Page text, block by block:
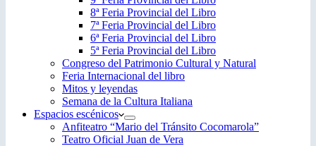
8ª Feria Provincial del Libro
7ª Feria Provincial del Libro
6ª Feria Provincial del Libro
5ª Feria Provincial del Libro
Congreso del Patrimonio Cultural y Natural
Feria Internacional del libro
Mitos y leyendas
Semana de la Cultura Italiana
Espacios escénicos
Anfiteatro “Mario del Tránsito Cocomarola”
Teatro Oficial Juan de Vera